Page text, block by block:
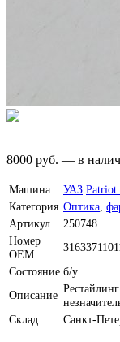
8000 руб. — в
Машина УАЗ Patriot
Категория Оптика
Артикул
250748
Номер
OEM
Состояние б/у
Описание
Склад
Санкт-